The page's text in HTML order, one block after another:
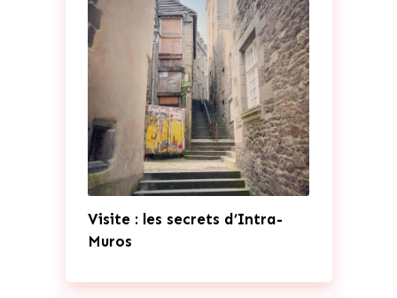
Visite : les secrets d’Intra-
Muros